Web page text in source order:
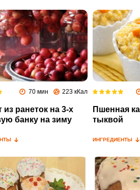
70 мин 223 кКал
из ранеток на 3-х
банку на зиму
Пшенная
тыквой
ИНГРЕДИЕНТЫ